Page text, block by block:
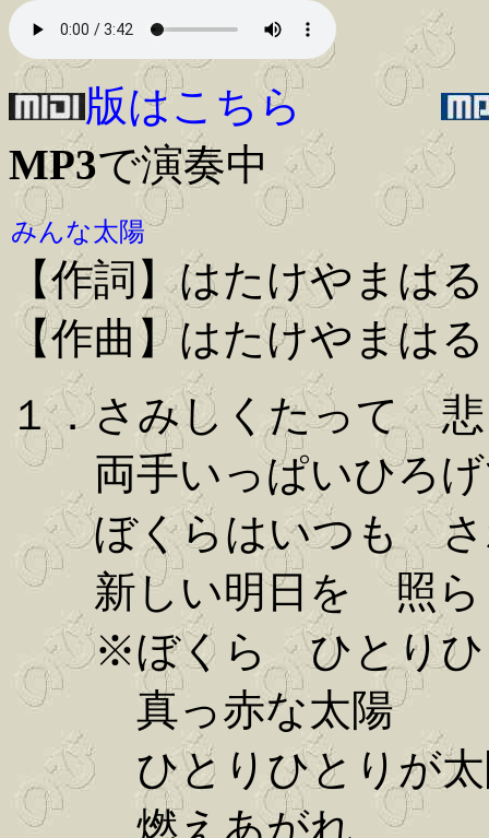
版はこちら
MP3で演奏中
みんな太陽
【作詞】はたけやまは
【作曲】はたけやまは
１．さみしくたって
両手いっぱいひろげ
ぼくらはいつも さ
新しい明日を 照ら
※ぼくら ひとりひ
真っ赤な太陽
ひとりひとりが太
燃えあがれ